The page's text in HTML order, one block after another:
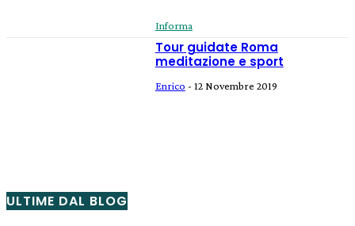
Informa
Tour guidate Roma
meditazione e sport
Enrico - 12 Novembre 2019
ULTIME DAL BLOG